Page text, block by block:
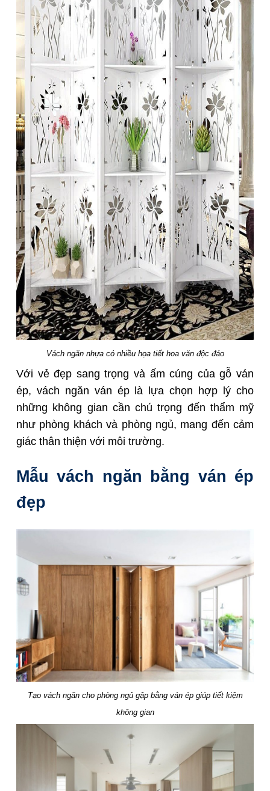
Vách ngăn nhựa có nhiều họa tiết hoa văn độc đáo
Với vẻ đẹp sang trọng và ấm cúng của gỗ ván
ép, vách ngăn ván ép là lựa chọn hợp lý cho
những không gian cần chú trọng đến thẩm mỹ
như phòng khách và phòng ngủ, mang đến cảm
giác thân thiện với môi trường.
Mẫu vách ngăn bằng ván ép
đẹp
Tạo vách ngăn cho phòng ngủ gập bằng ván ép giúp tiết kiệm
không gian